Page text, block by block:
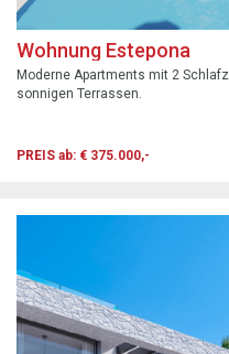
Wohnung Estepona
Moderne Apartments mit 2
sonnigen Terrassen.
PREIS ab: € 375.000,-